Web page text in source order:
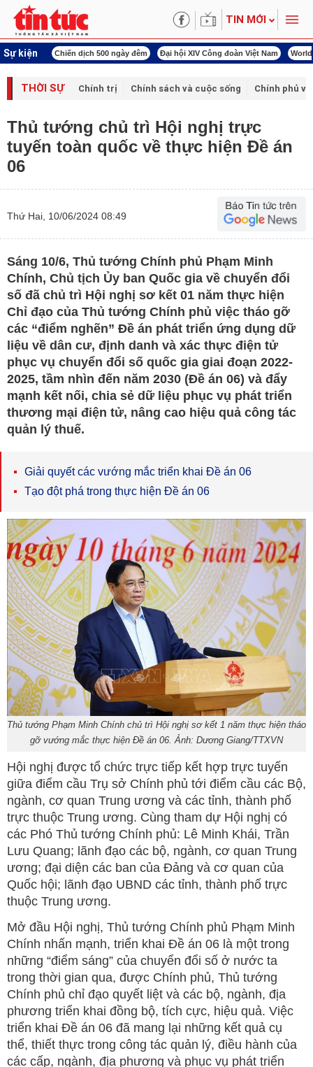
TIN MỚI
Sự kiện
mạng Chiến dịch 500 ngày đêm Đại hội XIV Công đoàn Việt Nam
THỜI SỰ Chính trị Chính sách và cuộc sống Chính phủ
Thủ tướng chủ trì Hội nghị trực
tuyến toàn quốc về thực hiện Đề án
06
Thứ Hai, 10/06/2024 08:49
Sáng 10/6, Thủ tướng Chính phủ Phạm Minh
Chính, Chủ tịch Ủy ban Quốc gia về chuyển đổi
số đã chủ trì Hội nghị sơ kết 01 năm thực hiện
Chỉ đạo của Thủ tướng Chính phủ việc tháo gỡ
các “điểm nghẽn” Đề án phát triển ứng dụng dữ
liệu về dân cư, định danh và xác thực điện tử
phục vụ chuyển đổi số quốc gia giai đoạn 2022-
2025, tầm nhìn đến năm 2030 (Đề án 06) và đẩy
mạnh kết nối, chia sẻ dữ liệu phục vụ phát triển
thương mại điện tử, nâng cao hiệu quả công tác
quản lý thuế.
Giải quyết các vướng mắc triển khai Đề án 06
Tạo đột phá trong thực hiện Đề án 06
Thủ tướng Phạm Minh Chính chủ trì Hội nghị sơ kết 1 năm thực hiện tháo
gỡ vướng mắc thực hiện Đề án 06. Ảnh: Dương Giang/TTXVN
Hội nghị được tổ chức trực tiếp kết hợp trực tuyến
giữa điểm cầu Trụ sở Chính phủ tới điểm cầu các Bộ,
ngành, cơ quan Trung ương và các tỉnh, thành phố
trực thuộc Trung ương. Cùng tham dự Hội nghị có
các Phó Thủ tướng Chính phủ: Lê Minh Khái, Trần
Lưu Quang; lãnh đạo các bộ, ngành, cơ quan Trung
ương; đại diện các ban của Đảng và cơ quan của
Quốc hội; lãnh đạo UBND các tỉnh, thành phố trực
thuộc Trung ương.
Mở đầu Hội nghị, Thủ tướng Chính phủ Phạm Minh
Chính nhấn mạnh, triển khai Đề án 06 là một trong
những “điểm sáng” của chuyển đổi số ở nước ta
trong thời gian qua, được Chính phủ, Thủ tướng
Chính phủ chỉ đạo quyết liệt và các bộ, ngành, địa
phương triển khai đồng bộ, tích cực, hiệu quả. Việc
triển khai Đề án 06 đã mang lại những kết quả cụ
thể, thiết thực trong công tác quản lý, điều hành của
các cấp, ngành, địa phương và phục vụ phát triển